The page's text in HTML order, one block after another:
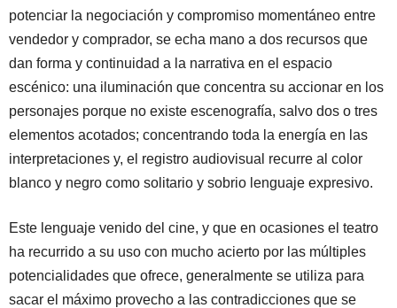
potenciar la negociación y compromiso momentáneo entre
vendedor y comprador, se echa mano a dos recursos que
dan forma y continuidad a la narrativa en el espacio
escénico: una iluminación que concentra su accionar en los
personajes porque no existe escenografía, salvo dos o tres
elementos acotados; concentrando toda la energía en las
interpretaciones y, el registro audiovisual recurre al color
blanco y negro como solitario y sobrio lenguaje expresivo.
Este lenguaje venido del cine, y que en ocasiones el teatro
ha recurrido a su uso con mucho acierto por las múltiples
potencialidades que ofrece, generalmente se utiliza para
sacar el máximo provecho a las contradicciones que se